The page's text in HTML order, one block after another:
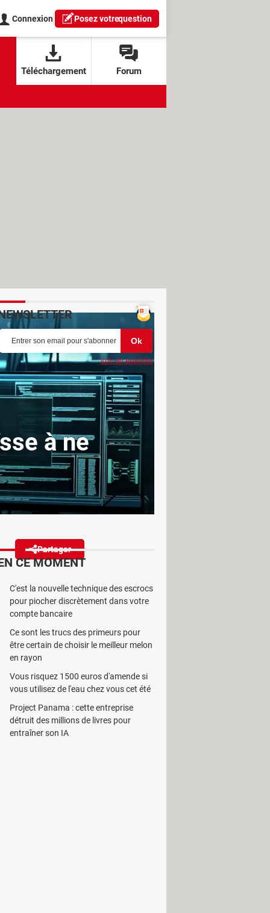
Connexion Posez votrequestion
Téléchargement Forum
à ne
Partager
mots de passe prévisibles,
pas utiliser !
pirates informatiques. Pas
ce soit par manque d'imagination
En plus, ils utilisent le même sur
d'informations personnelles,
sociaux ? Chaque fois
de vous et vos amis... C'est
Mais la réalité est toute autre...
particuliers et les entreprises,
à leur mémoire pour
courants, soit des
Z – les personnes nées
Les réseaux sociaux sont
pour du chantage – mais aussi
Voir un exemple
CE MOMENT
C'est la nouvelle technique des escrocs
pour piocher discrètement dans votre
compte bancaire
Ce sont les trucs des primeurs pour
être certain de choisir le meilleur melon
en rayon
Vous risquez 1500 euros d'amende si
vous utilisez de l'eau chez vous cet été
Project Panama : cette entreprise
détruit des millions de livres pour
entraîner son IA